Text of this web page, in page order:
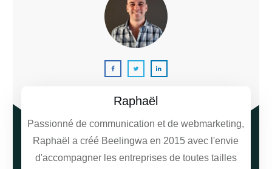
Raphaël
Passionné de communication et de webmarketing,
Raphaël a créé Beelingwa en 2015 avec l'envie
d'accompagner les entreprises de toutes tailles